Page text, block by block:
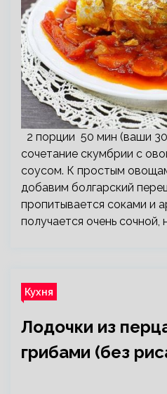
2 порции 50 мин (ваши
сочетание скумбрии с
соусом. К простым
добавим болгарский
пропитывается соками и
получается очень сочной,
Кухня
Лодочки из
грибами (без